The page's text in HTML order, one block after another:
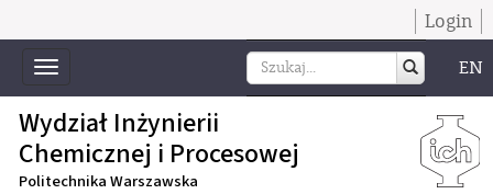
Login
Toggle
navigation
EN
Wydział Inżynierii
Chemicznej i Procesowej
Politechnika Warszawska